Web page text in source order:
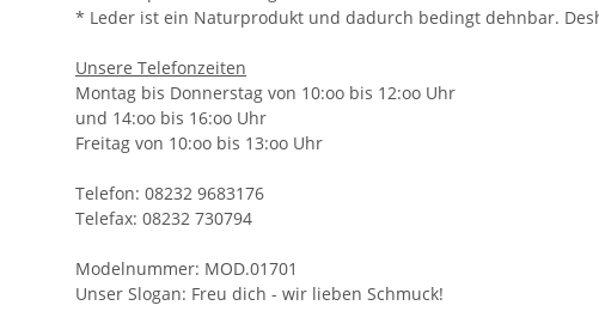
* Leder ist ein Naturprodukt und dadurch bedingt dehnbar.
Unsere Telefonzeiten
Montag bis Donnerstag von 10:oo bis 12:oo Uhr
und 14:oo bis 16:oo Uhr
Freitag von 10:oo bis 13:oo Uhr
Telefon: 08232 9683176
Telefax: 08232 730794
Modelnummer: MOD.01701
Unser Slogan: Freu dich - wir lieben Schmuck!